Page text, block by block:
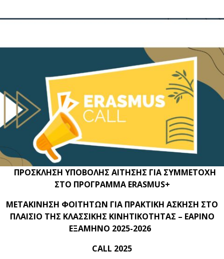
ΠΡΟΣΚΛΗΣΗ ΥΠΟΒΟΛΗΣ ΑΙΤΗΣΗΣ ΓΙΑ ΣΥΜΜΕΤΟΧΗ
ΣΤΟ ΠΡΟΓΡΑΜΜΑ ERASMUS+
ΜΕΤΑΚΙΝΗΣΗ ΦΟΙΤΗΤΩΝ ΓΙΑ ΠΡΑΚΤΙΚΗ ΑΣΚΗΣΗ ΣΤO
ΠΛΑΙΣΙO ΤΗΣ ΚΛΑΣΣΙΚHΣ ΚΙΝΗΤΙΚΟΤΗΤΑΣ – ΕΑΡΙΝΟ
ΕΞΑΜΗΝΟ 2025-2026
CALL 2025